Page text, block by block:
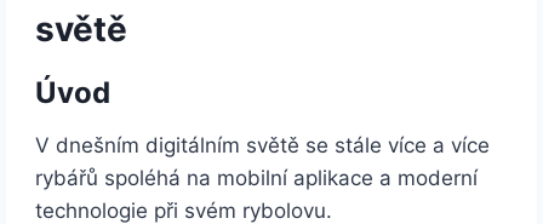
světě
Úvod
V dnešním digitálním světě se stále více a více
rybářů spoléhá na mobilní aplikace a moderní
technologie při svém rybolovu.